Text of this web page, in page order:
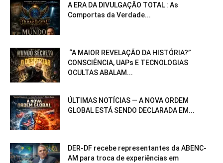
A ERA DA DIVULGAÇÃO TOTAL : As
Comportas da Verdade...
“A MAIOR REVELAÇÃO DA HISTÓRIA?”
CONSCIÊNCIA, UAPs E TECNOLOGIAS
OCULTAS ABALAM...
ÚLTIMAS NOTÍCIAS — A NOVA ORDEM
GLOBAL ESTÁ SENDO DECLARADA EM...
DER-DF recebe representantes da ABENC-
AM para troca de experiências em